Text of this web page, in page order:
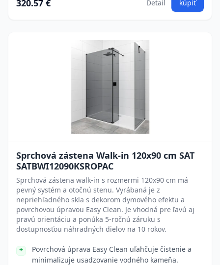
320.57 € Detail kúpiť
Sprchová zástena Walk-in 120x90 cm SAT
SATBWI12090KSROPAC
Sprchová zástena walk-in s rozmermi 120x90 cm má
pevný systém a otočnú stenu. Vyrábaná je z
nepriehľadného skla s dekorom dymového efektu a
povrchovou úpravou Easy Clean. Je vhodná pre ľavú aj
pravú orientáciu a ponúka 5-ročnú záruku s
dostupnosťou náhradných dielov na 10 rokov.
Povrchová úprava Easy Clean uľahčuje čistenie a
minimalizuje usadzovanie vodného kameňa.